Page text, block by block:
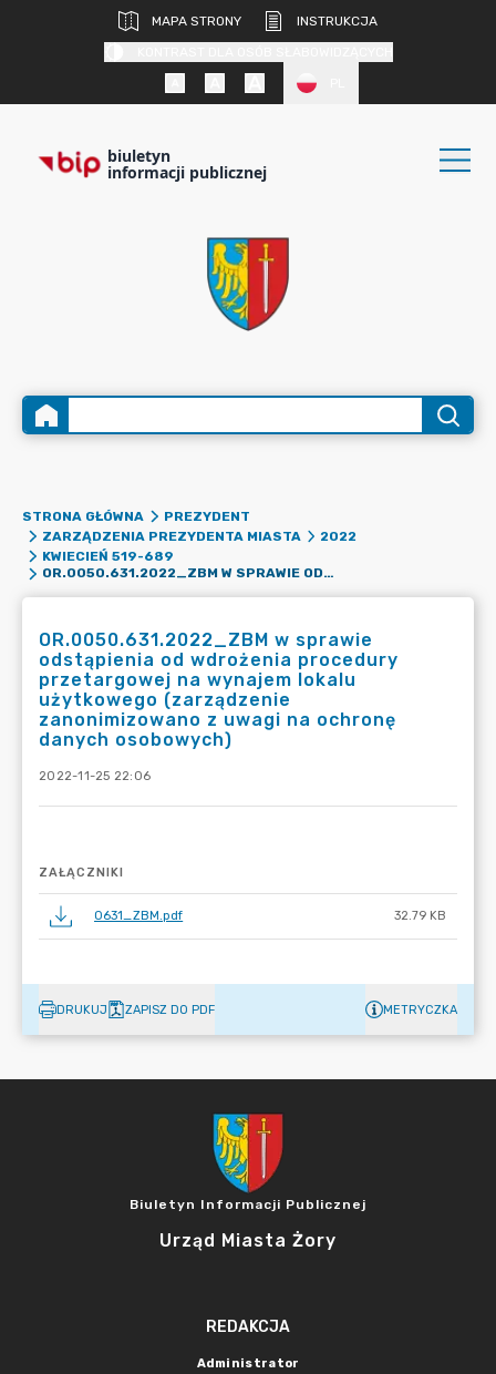
MAPA STRONY
INSTRUKCJA
biuletyn
informacji publicznej
STRONA GŁÓWNA
PREZYDENT
ZARZĄDZENIA PREZYDENTA MIASTA
2022
KWIECIEŃ 519-689
OR.0050.631.2022_ZBM W SPRAWIE ODSTĄPIENIA OD WDROŻENIA PROCEDURY PRZETARGOWEJ NA WYNAJEM LOKALU UŻYTKOWEGO (ZARZĄDZENIE ZANONIMIZOWANO Z UWAGI NA OCHRONĘ DANYCH OSOBOWYCH)
OR.0050.631.2022_ZBM w sprawie
odstąpienia od wdrożenia procedury
przetargowej na wynajem lokalu
użytkowego (zarządzenie
zanonimizowano z uwagi na ochronę
danych osobowych)
2022-11-25 22:06
ZAŁĄCZNIKI
0631_ZBM.pdf 32.79 KB
DRUKUJ ZAPISZ DO PDF METRYCZKA
Biuletyn Informacji Publicznej
Urząd Miasta Żory
REDAKCJA
Administrator